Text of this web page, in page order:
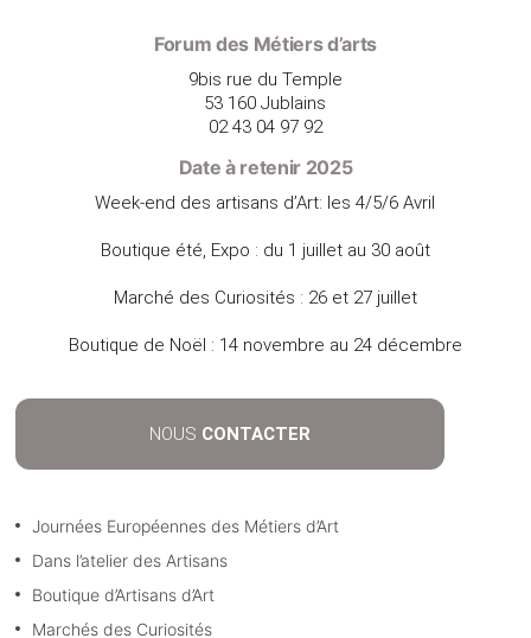
Forum des Métiers d’arts
9bis rue du Temple
53 160 Jublains
02 43 04 97 92
Date à retenir 2025
Week-end des artisans d’Art: les 4/5/6 Avril
Boutique été, Expo : du 1 juillet au 30 août
Marché des Curiosités : 26 et 27 juillet
Boutique de Noël : 14 novembre au 24 décembre
NOUS CONTACTER
Journées Européennes des Métiers d’Art
Dans l’atelier des Artisans
Boutique d’Artisans d’Art
Marchés des Curiosités